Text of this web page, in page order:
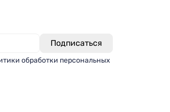
обработки персональных